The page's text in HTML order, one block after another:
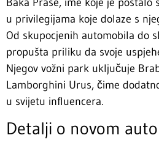
u privilegijama koje dolaze s
Od skupocjenih automobila do
propušta priliku da svoje
Njegov vožni park uključuje
Lamborghini Urus, čime
u svijetu influencera.
Detalji o novom